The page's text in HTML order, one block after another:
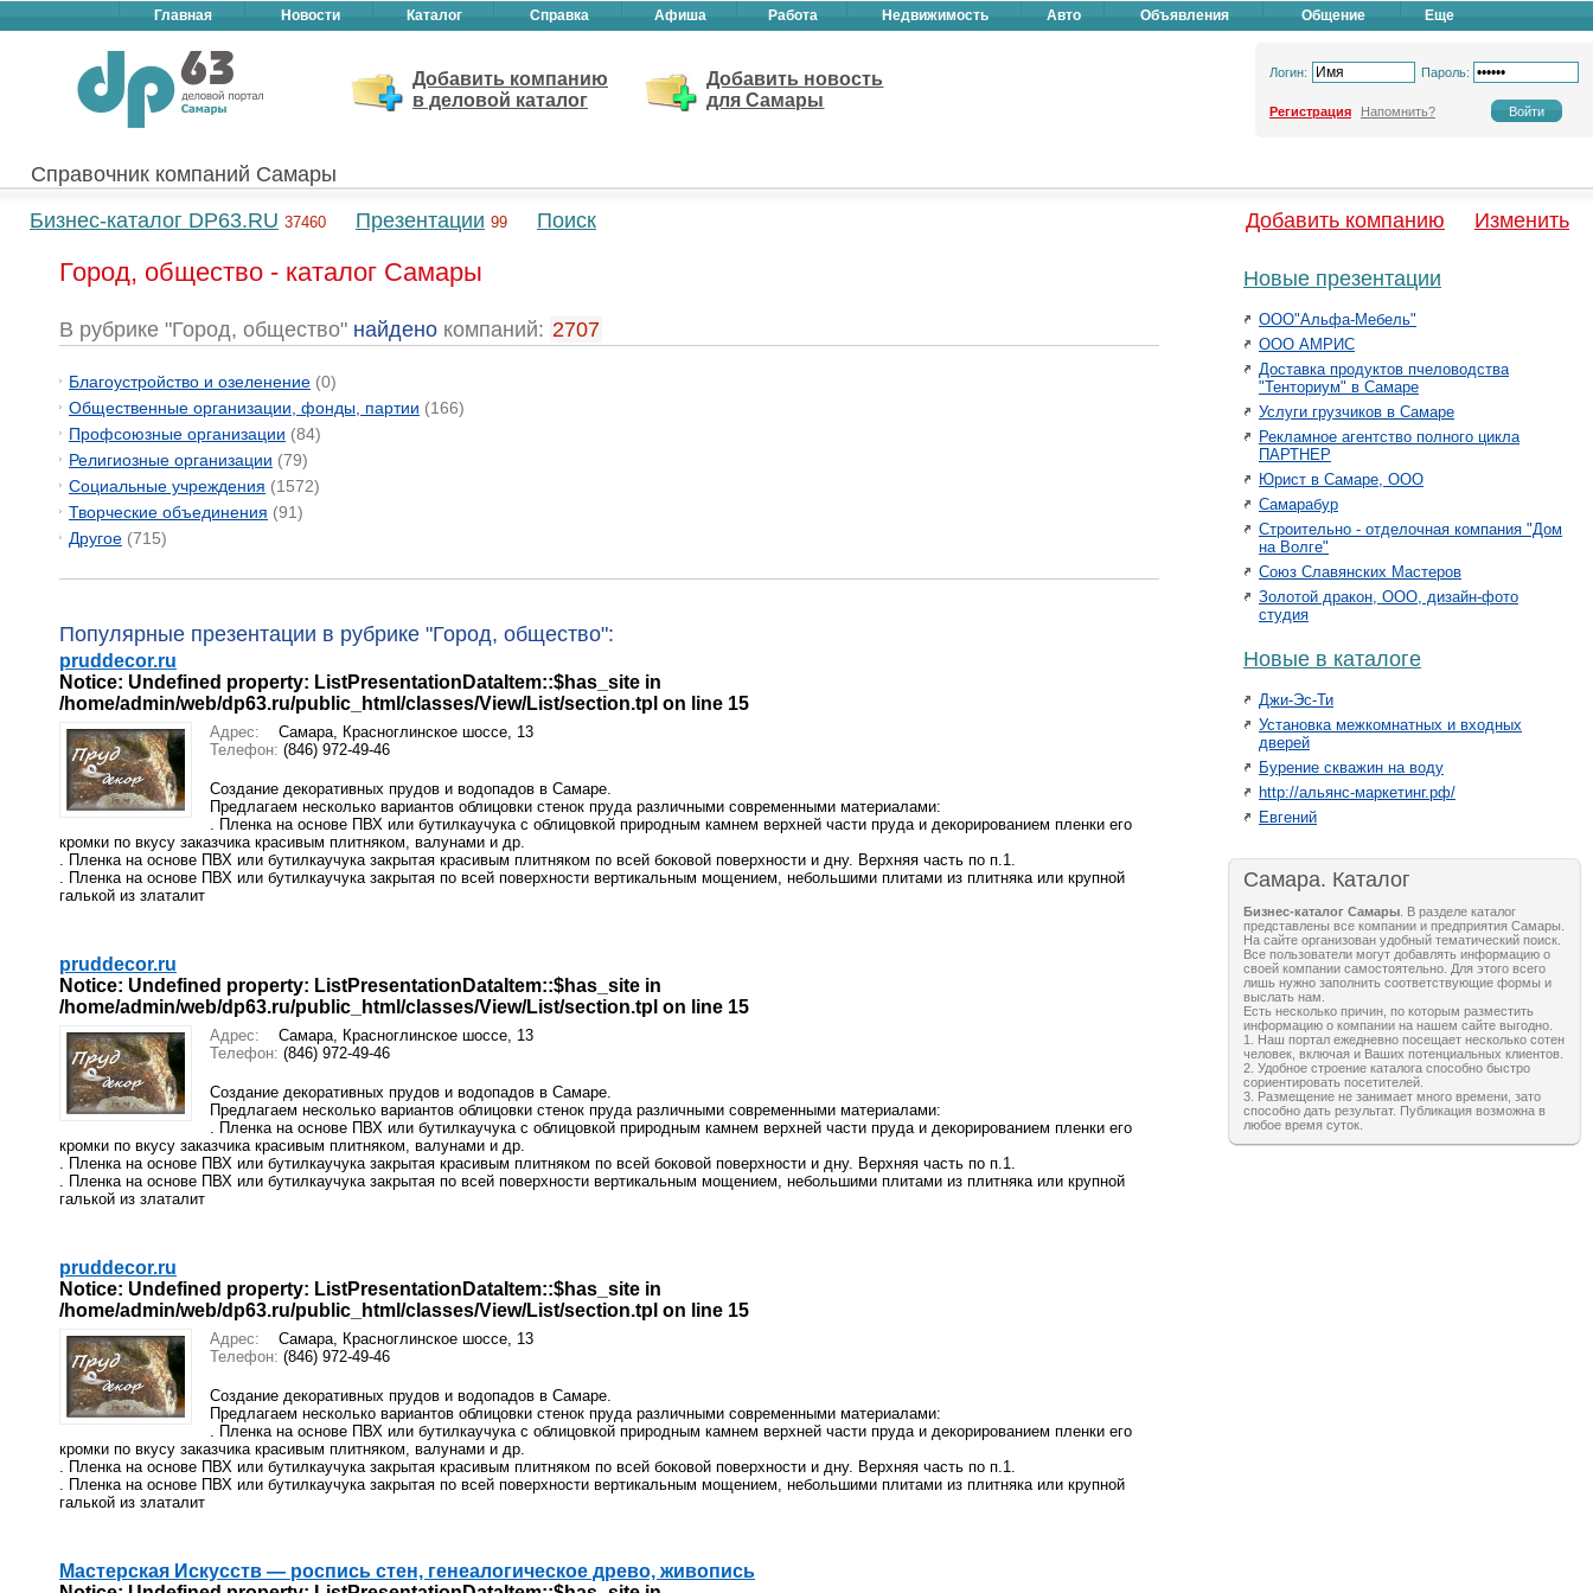
Главная Новости Каталог Справка Афиша Работа Недвижимость Авто Объявления Общение Еще
Добавить компанию
в деловой каталог
Добавить новость
для Самары
Логин: Пароль:
Регистрация Напомнить?
Справочник компаний Самары
Бизнес-каталог DP63.RU 37460 Презентации 99 Поиск Добавить компанию Изменить
Город, общество - каталог Самары
В рубрике "Город, общество" найдено компаний: 2707
Благоустройство и озеленение (0)
Общественные организации, фонды, партии (166)
Профсоюзные организации (84)
Религиозные организации (79)
Социальные учреждения (1572)
Творческие объединения (91)
Другое (715)
Популярные презентации в рубрике "Город, общество":
pruddecor.ru
Notice: Undefined property: ListPresentationDataItem::$has_site in
/home/admin/web/dp63.ru/public_html/classes/View/List/section.tpl on line 15
Адрес:
Самара, Красноглинское шоссе, 13
Телефон: (846) 972-49-46
Создание декоративных прудов и водопадов в Самаре.
Предлагаем несколько вариантов облицовки стенок пруда различными современными материалами:
. Пленка на основе ПВХ или бутилкаучука с облицовкой природным камнем верхней части пруда и декорированием пленки его
кромки по вкусу заказчика красивым плитняком, валунами и др.
. Пленка на основе ПВХ или бутилкаучука закрытая красивым плитняком по всей боковой поверхности и дну. Верхняя часть по п.1.
. Пленка на основе ПВХ или бутилкаучука закрытая по всей поверхности вертикальным мощением, небольшими плитами из плитняка или крупной
галькой из златалит
pruddecor.ru
Notice: Undefined property: ListPresentationDataItem::$has_site in
/home/admin/web/dp63.ru/public_html/classes/View/List/section.tpl on line 15
Адрес:
Самара, Красноглинское шоссе, 13
Телефон: (846) 972-49-46
Создание декоративных прудов и водопадов в Самаре.
Предлагаем несколько вариантов облицовки стенок пруда различными современными материалами:
. Пленка на основе ПВХ или бутилкаучука с облицовкой природным камнем верхней части пруда и декорированием пленки его
кромки по вкусу заказчика красивым плитняком, валунами и др.
. Пленка на основе ПВХ или бутилкаучука закрытая красивым плитняком по всей боковой поверхности и дну. Верхняя часть по п.1.
. Пленка на основе ПВХ или бутилкаучука закрытая по всей поверхности вертикальным мощением, небольшими плитами из плитняка или крупной
галькой из златалит
pruddecor.ru
Notice: Undefined property: ListPresentationDataItem::$has_site in
/home/admin/web/dp63.ru/public_html/classes/View/List/section.tpl on line 15
Адрес:
Самара, Красноглинское шоссе, 13
Телефон: (846) 972-49-46
Создание декоративных прудов и водопадов в Самаре.
Предлагаем несколько вариантов облицовки стенок пруда различными современными материалами:
. Пленка на основе ПВХ или бутилкаучука с облицовкой природным камнем верхней части пруда и декорированием пленки его
кромки по вкусу заказчика красивым плитняком, валунами и др.
. Пленка на основе ПВХ или бутилкаучука закрытая красивым плитняком по всей боковой поверхности и дну. Верхняя часть по п.1.
. Пленка на основе ПВХ или бутилкаучука закрытая по всей поверхности вертикальным мощением, небольшими плитами из плитняка или крупной
галькой из златалит
Мастерская Искусств — роспись стен, генеалогическое древо, живопись
Новые презентации
ООО"Альфа-Мебель"
ООО АМРИС
Доставка продуктов пчеловодства
"Тенториум" в Самаре
Услуги грузчиков в Самаре
Рекламное агентство полного цикла
ПАРТНЕР
Юрист в Самаре, ООО
Самарабур
Строительно - отделочная компания "Дом
на Волге"
Союз Славянских Мастеров
Золотой дракон, ООО, дизайн-фото
студия
Новые в каталоге
Джи-Эс-Ти
Установка межкомнатных и входных
дверей
Бурение скважин на воду
http://альянс-маркетинг.рф/
Евгений
Самара. Каталог
Бизнес-каталог Самары . В разделе каталог
представлены все компании и предприятия Самары.
На сайте организован удобный тематический поиск.
Все пользователи могут добавлять информацию о
своей компании самостоятельно. Для этого всего
лишь нужно заполнить соответствующие формы и
выслать нам.
Есть несколько причин, по которым разместить
информацию о компании на нашем сайте выгодно.
1. Наш портал ежедневно посещает несколько сотен
человек, включая и Ваших потенциальных клиентов.
2. Удобное строение каталога способно быстро
сориентировать посетителей.
3. Размещение не занимает много времени, зато
способно дать результат. Публикация возможна в
любое время суток.